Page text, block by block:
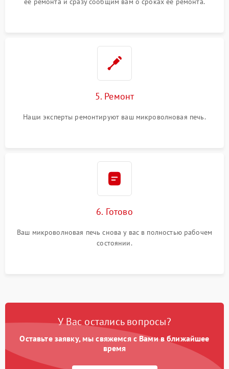
5. Ремонт
Наши эксперты ремонтируют ваш микроволновая печь.
6. Готово
Ваш микроволновая печь снова у вас в полностью рабочем
состоянии.
У Вас остались вопросы?
Оставьте заявку, мы свяжемся с Вами в ближайшее
время